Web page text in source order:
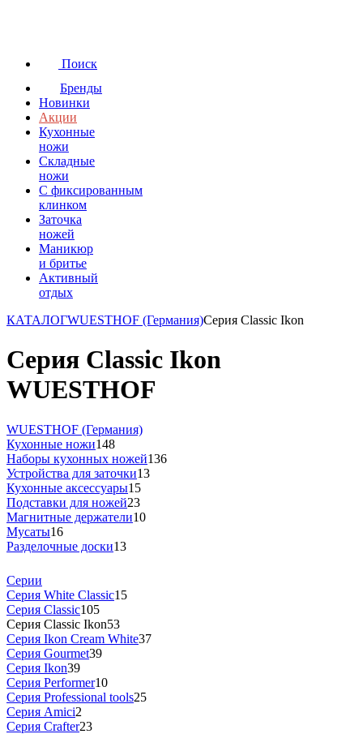
Поиск
Бренды
Новинки
Акции
Кухонные
ножи
Складные
ножи
C фиксированным
клинком
Заточка
ножей
Маникюр
и бритье
Активный
отдых
КАТАЛОГWUESTHOF (Германия)Серия Classic Ikon
Серия Classic Ikon
WUESTHOF
WUESTHOF (Германия)
Кухонные ножи148
Наборы кухонных ножей136
Устройства для заточки13
Кухонные аксессуары15
Подставки для ножей23
Магнитные держатели10
Мусаты16
Разделочные доски13
Серии
Серия White Classic15
Серия Classic105
Серия Classic Ikon53
Серия Ikon Cream White37
Серия Gourmet39
Серия Ikon39
Серия Performer10
Серия Professional tools25
Серия Amici2
Серия Crafter23